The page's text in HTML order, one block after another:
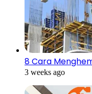
8 Cara
3 weeks ago